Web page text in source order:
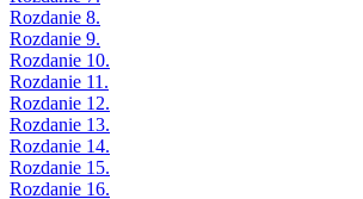
Rozdanie 8.
Rozdanie 9.
Rozdanie 10.
Rozdanie 11.
Rozdanie 12.
Rozdanie 13.
Rozdanie 14.
Rozdanie 15.
Rozdanie 16.